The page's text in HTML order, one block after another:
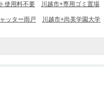
使用料不要 川越市+専用ゴミ置場
ッター雨戸 川越市+尚美学園大学